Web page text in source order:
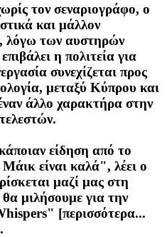
τον σεναριογράφο, ο
και μάλλον
λόγω των αυστηρών
η πολιτεία για
συνεχίζεται προς
μεταξύ Κύπρου και
άλλο χαρακτήρα στην
είδηση από το
είναι καλά", λέει ο
μαζί μας στη
μιλήσουμε για την
[περισσότερα...